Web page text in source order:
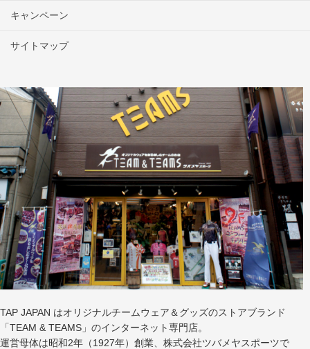
キャンペーン
サイトマップ
TAP JAPAN はオリジナルチームウェア＆グッズのストアブランド
「TEAM & TEAMS」のインターネット専門店。
運営母体は昭和2年（1927年）創業、株式会社ツバメヤスポーツで